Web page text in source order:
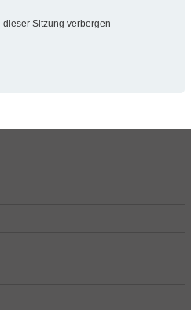
Sitzung verbergen